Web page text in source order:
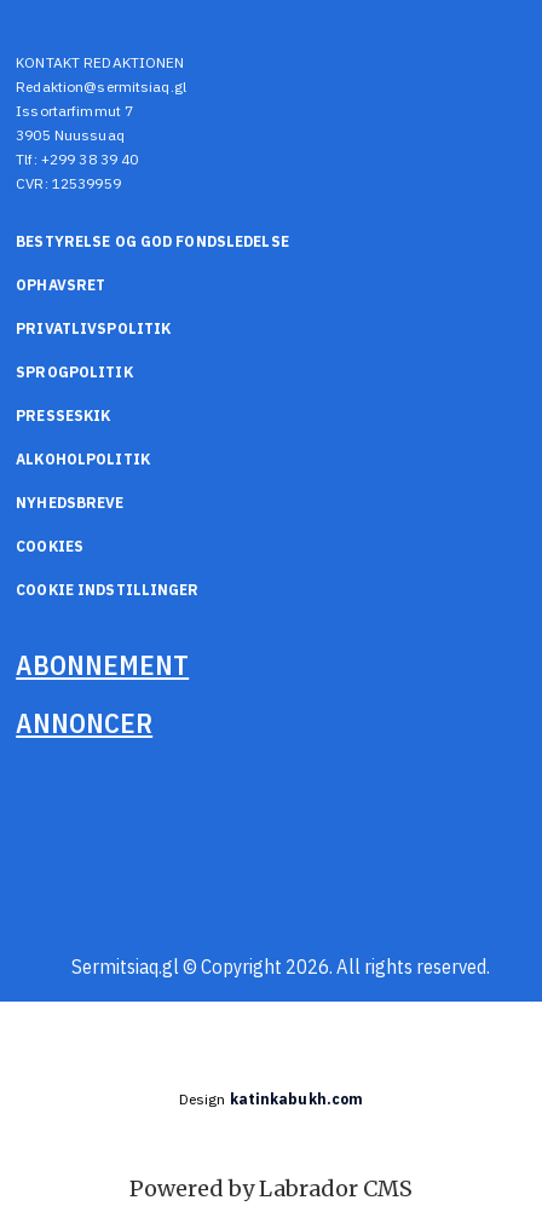
KONTAKT REDAKTIONEN
Redaktion@sermitsiaq.gl
Issortarfimmut 7
3905 Nuussuaq
Tlf: +299 38 39 40
CVR: 12539959
BESTYRELSE OG GOD FONDSLEDELSE
OPHAVSRET
PRIVATLIVSPOLITIK
SPROGPOLITIK
PRESSESKIK
ALKOHOLPOLITIK
NYHEDSBREVE
COOKIES
COOKIE INDSTILLINGER
ABONNEMENT
ANNONCER
Sermitsiaq.gl © Copyright 2026. All rights reserved.
Design katinkabukh.com
Powered by Labrador CMS